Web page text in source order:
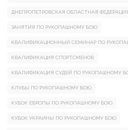
ДНЕПРОПЕТРОВСКАЯ ОБЛАСТНАЯ
ЗАНЯТИЯ ПО РУКОПАШНОМУ БОЮ
КВАЛИФИКАЦИОННЫЙ СЕМИНАР ПО
КВАЛИФИКАЦИЯ СПОРТСМЕНОВ
КВАЛИФИКАЦИЯ СУДЕЙ ПО РУКОПАШНОМУ
КЛУБЫ ПО РУКОПАШНОМУ БОЮ
КУБОК ЕВРОПЫ ПО РУКОПАШНОМУ БОЮ
КУБОК УКРАИНЫ ПО РУКОПАШНОМУ БОЮ